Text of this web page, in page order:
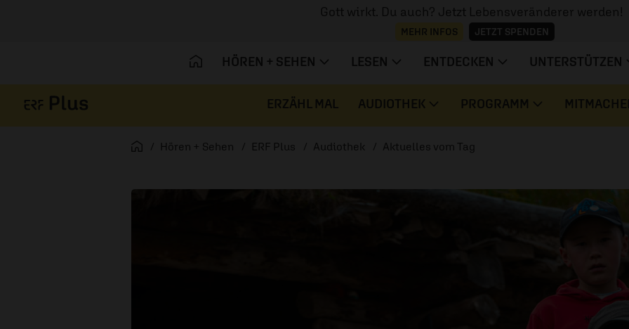
Gott wirkt. Du auch? Jetzt Lebensveränderer werden!
MEHR INFOS JETZT SPENDEN
HÖREN + SEHEN LESEN ENTDECKEN UNTERSTÜTZEN
ERZÄHL MAL AUDIOTHEK PROGRAMM
Startseite
Hören + Sehen ERF Plus Audiothek Aktuelles vom Tag